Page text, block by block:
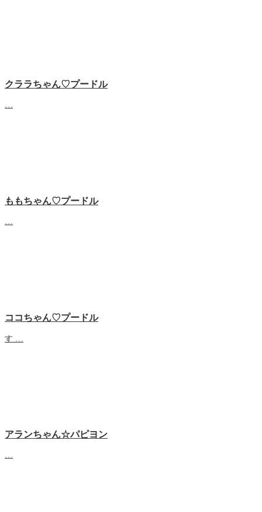
クララちゃん♡プードル
ももちゃん♡プードル
ココちゃん♡プードル
す …
アランちゃん☆パピヨン